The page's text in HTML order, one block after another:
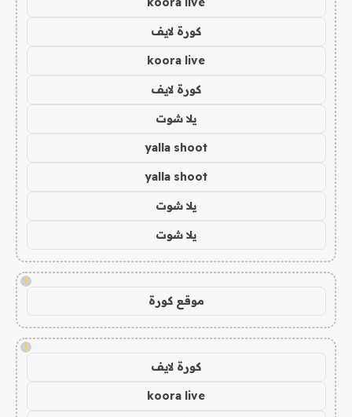
كورة لايف
koora live
كورة لايف
يلا شوت
yalla shoot
yalla shoot
يلا شوت
يلا شوت
!
موقع كورة
!
كورة لايف
koora live